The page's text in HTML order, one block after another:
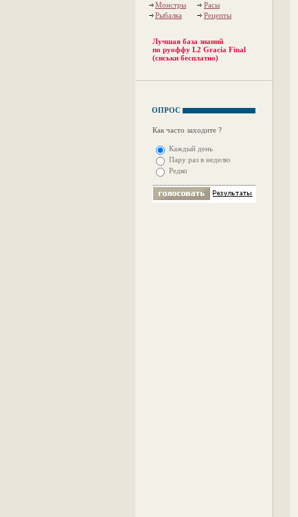
Монстры
Расы
Рыбалка
Рецепты
Лучшая база знаний
по руоффу L2 Gracia Final
(сиськи бесплатно)
ОПРОС
Как часто заходите ?
Каждый день
Пару раз в неделю
Редко